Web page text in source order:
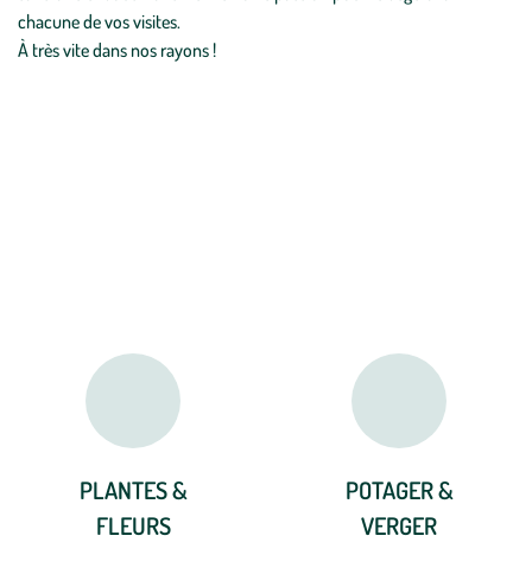
chacune de vos visites.
À très vite dans nos rayons !
PLANTES &
FLEURS
POTAGER &
VERGER